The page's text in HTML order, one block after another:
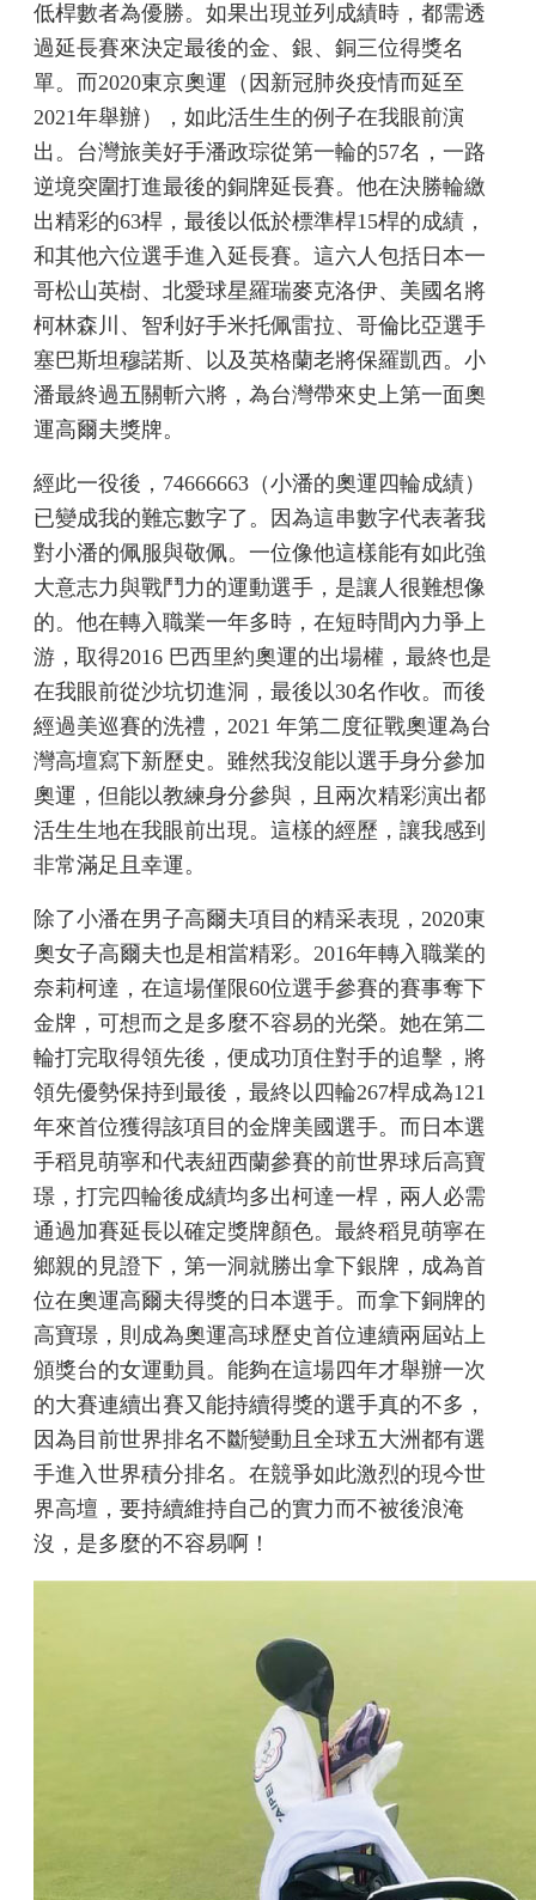
低桿數者為優勝。如果出現並列成績時，都需透
過延長賽來決定最後的金、銀、銅三位得獎名
單。而2020東京奧運（因新冠肺炎疫情而延至
2021年舉辦），如此活生生的例子在我眼前演
出。台灣旅美好手潘政琮從第一輪的57名，一路
逆境突圍打進最後的銅牌延長賽。他在決勝輪繳
出精彩的63桿，最後以低於標準桿15桿的成績，
和其他六位選手進入延長賽。這六人包括日本一
哥松山英樹、北愛球星羅瑞麥克洛伊、美國名將
柯林森川、智利好手米托佩雷拉、哥倫比亞選手
塞巴斯坦穆諾斯、以及英格蘭老將保羅凱西。小
潘最終過五關斬六將，為台灣帶來史上第一面奧
運高爾夫獎牌。
經此一役後，74666663（小潘的奧運四輪成績）
已變成我的難忘數字了。因為這串數字代表著我
對小潘的佩服與敬佩。一位像他這樣能有如此強
大意志力與戰鬥力的運動選手，是讓人很難想像
的。他在轉入職業一年多時，在短時間內力爭上
游，取得2016 巴西里約奧運的出場權，最終也是
在我眼前從沙坑切進洞，最後以30名作收。而後
經過美巡賽的洗禮，2021 年第二度征戰奧運為台
灣高壇寫下新歷史。雖然我沒能以選手身分參加
奧運，但能以教練身分參與，且兩次精彩演出都
活生生地在我眼前出現。這樣的經歷，讓我感到
非常滿足且幸運。
除了小潘在男子高爾夫項目的精采表現，2020東
奧女子高爾夫也是相當精彩。2016年轉入職業的
奈莉柯達，在這場僅限60位選手參賽的賽事奪下
金牌，可想而之是多麼不容易的光榮。她在第二
輪打完取得領先後，便成功頂住對手的追擊，將
領先優勢保持到最後，最終以四輪267桿成為121
年來首位獲得該項目的金牌美國選手。而日本選
手稻見萌寧和代表紐西蘭參賽的前世界球后高寶
璟，打完四輪後成績均多出柯達一桿，兩人必需
通過加賽延長以確定獎牌顏色。最終稻見萌寧在
鄉親的見證下，第一洞就勝出拿下銀牌，成為首
位在奧運高爾夫得獎的日本選手。而拿下銅牌的
高寶璟，則成為奧運高球歷史首位連續兩屆站上
頒獎台的女運動員。能夠在這場四年才舉辦一次
的大賽連續出賽又能持續得獎的選手真的不多，
因為目前世界排名不斷變動且全球五大洲都有選
手進入世界積分排名。在競爭如此激烈的現今世
界高壇，要持續維持自己的實力而不被後浪淹
沒，是多麼的不容易啊！